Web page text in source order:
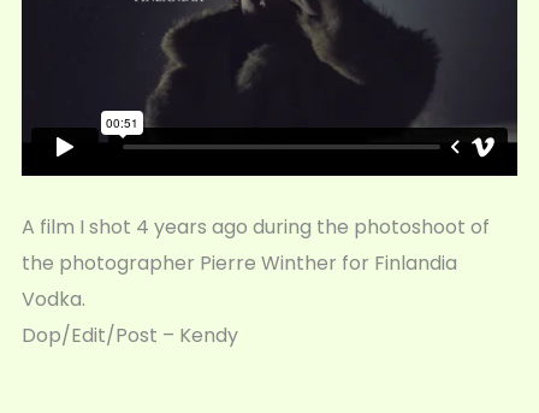
A film I shot 4 years ago during the photoshoot of
the photographer Pierre Winther for Finlandia
Vodka.
Dop/Edit/Post – Kendy